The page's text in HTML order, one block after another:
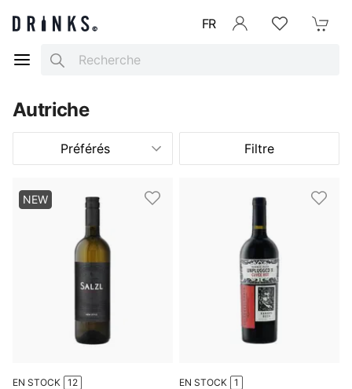
FR
Search
Autriche
Préférés Filtre
EN STOCK 12
NEW
EN STOCK 1